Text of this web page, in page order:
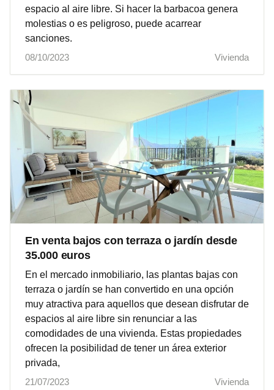
espacio al aire libre. Si hacer la barbacoa genera
molestias o es peligroso, puede acarrear
sanciones.
08/10/2023
Vivienda
En venta bajos con terraza o jardín desde
35.000 euros
En el mercado inmobiliario, las plantas bajas con
terraza o jardín se han convertido en una opción
muy atractiva para aquellos que desean disfrutar de
espacios al aire libre sin renunciar a las
comodidades de una vivienda. Estas propiedades
ofrecen la posibilidad de tener un área exterior
privada,
21/07/2023
Vivienda